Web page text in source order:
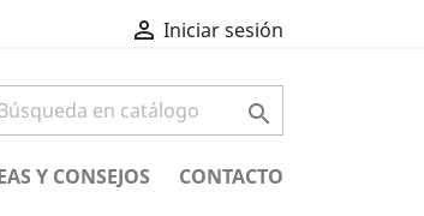
 Iniciar sesión

Y CONSEJOS CONTACTO